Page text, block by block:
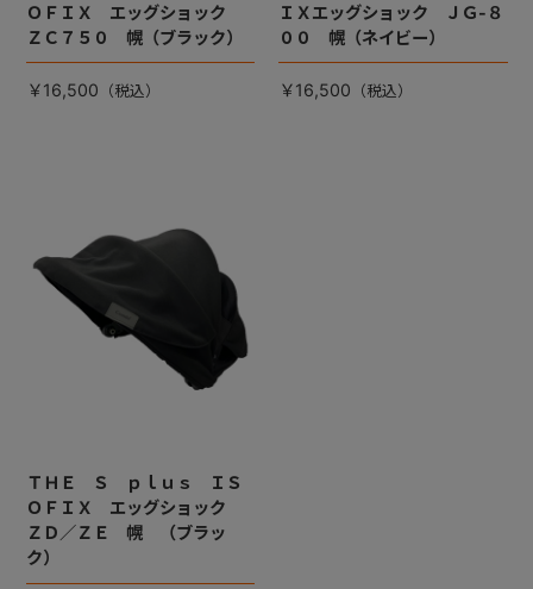
ＯＦＩＸ エッグショック
ＺＣ７５０ 幌（ブラック）
￥16,500
ＩＸエッグショック ＪＧ-８
００ 幌（ネイビー）
￥16,500
ＴＨＥ Ｓ ｐｌｕｓ ＩＳ
ＯＦＩＸ エッグショック
ＺＤ／ＺＥ 幌 （ブラッ
ク）